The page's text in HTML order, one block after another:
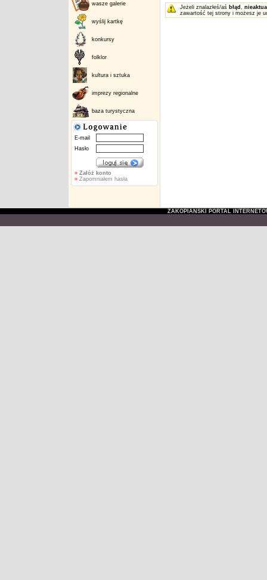
wasze galerie
wyślij kartkę
konkursy
folklor
kultura i sztuka
imprezy regionalne
baza turystyczna
E-mail
Hasło
» Załóż konto
»Zapomniałem hasła
Jeżeli znalazłeś/aś błąd ,
zawartość tej strony i możesz je
ZAKOPIAŃSKI PORTAL